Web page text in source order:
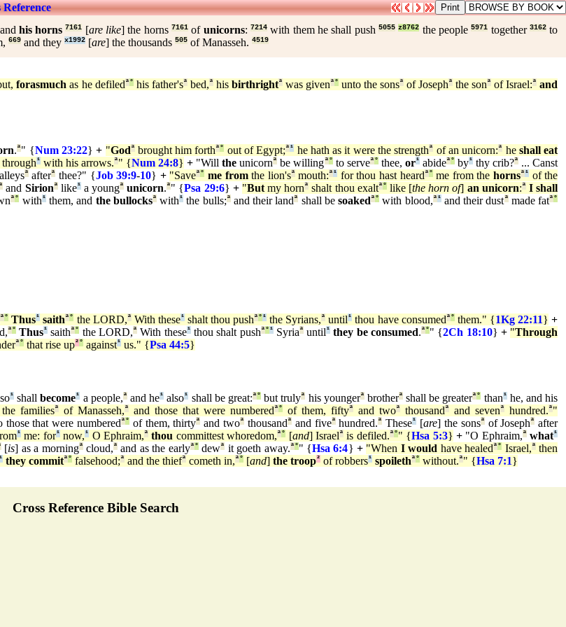
Reference
and his horns 7161 [are like] the horns7161 of unicorns:7214 with them he shall push 5055 z8762 the people5971 together 3162to
669 and they x1992 [are] the thousands 505 of Manasseh. 4519
forasmuch as he defiledª°his father'sª bed,ª his birthrightª was givenª°unto the sonsª of Josephª the sonª of Israel:ª and
.ª" {Num 23:22} + "Godª brought him forthª° out of Egypt;ª¹ he hath as it were the strengthª of an unicorn:ª he shall eat
¹with his arrows.ª" {Num 24:8} + "Willthe unicornª be willingª°to serveª°thee, or¹abideª°by¹thy crib?ª ... Canst
ªafterª thee?" {Job 39:9-10} + "Saveª° me fromthe lion'sª mouth:ª¹ for thou hast heardª°me from the hornsª¹of the
ª and Sirionªlike¹a youngª unicorn.ª" {Psa 29:6} + "Butmy hornª shalt thou exaltª°like [the horn of] an unicorn:ª I shall
ª° with¹them, and the bullocksªwith¹ the bulls;ªand their landª shall besoakedª° with blood,ª¹and their dustªmade fatª°
ª° Thus¹ saithª° the LORD,ª With these¹shalt thou pushª°¹ the Syrians,ª until¹ thou have consumedª°them." {1Kg 22:11} +
ª° Thus¹ saithª° the LORD,ª With these¹thou shalt pushª°¹Syriaªuntil¹ they be consumed.ª°" {2Ch 18:10} + "Through
ª° that rise up²° against¹ us." {Psa 44:5}
¹shallbecome¹ a people,ªand he¹ also¹ shall be great:ª°but trulyª his youngerªbrotherªshall be greaterª° than¹he, and his
familiesª of Manasseh,ª and those that were numberedª° of them, fiftyª and twoª thousandª and sevenª hundred.ª"
those that were numberedª°of them, thirtyª and twoª thousandªand fiveªhundred.ª These¹ [are] the sonsªof Josephª after
¹ me: for¹now,¹ O Ephraim,ª thou committest whoredom,ª° [and] Israelª is defiled.ª°" {Hsa 5:3} + "O Ephraim,ª what¹
[is] as a morningªcloud,ª and as the earlyª°dewª it goeth away.ª°" {Hsa 6:4} + "When I would have healedª° Israel,ª then
¹ they commitª° falsehood;ª and the thiefª cometh in,ª° [and] the troop² of robbers¹ spoilethª° without.ª" {Hsa 7:1}
Cross Reference Bible Search